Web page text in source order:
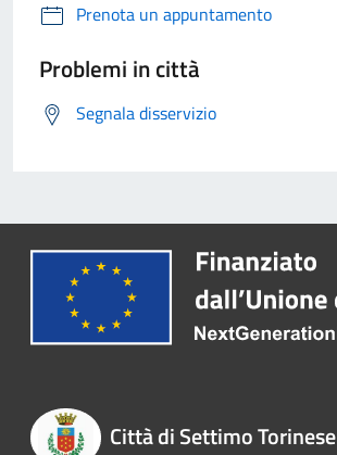
Prenota un appuntamento
Problemi in città
Segnala disservizio
Città di Settimo Torinese